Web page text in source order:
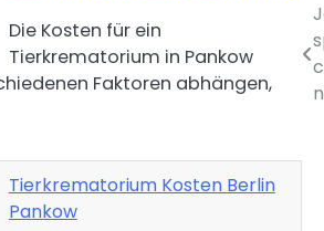
Die Kosten für ein
Tierkrematorium in Pankow
Faktoren abhängen,
Tierkrematorium Kosten Berlin
Pankow